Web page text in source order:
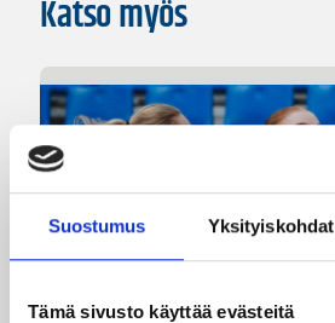
Suostumus Yksityiskohdat
Tämä sivusto käyttää evästeitä
Katso myös